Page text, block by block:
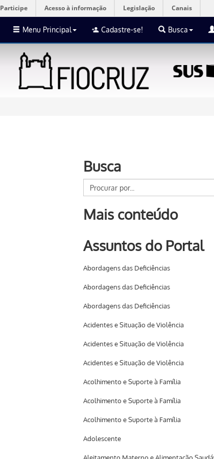
Participe Acesso à informação Legislação Canais
Menu Principal Cadastre-se! Busca
Busca
Mais conteúdo
Assuntos do Portal
Abordagens das Deficiências
Abordagens das Deficiências
Abordagens das Deficiências
Acidentes e Situação de Violência
Acidentes e Situação de Violência
Acidentes e Situação de Violência
Acolhimento e Suporte à Família
Acolhimento e Suporte à Família
Acolhimento e Suporte à Família
Adolescente